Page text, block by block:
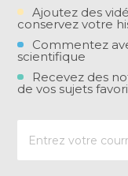
Ajoutez des
conservez votre
Commentez
scientifique
Recevez des
de vos sujets